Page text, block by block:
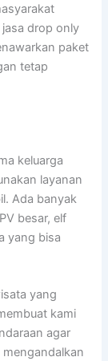
drop only
paket
tetap
keluarga
layanan
Ada banyak
besar, elf
yang bisa
yang
kami
agar